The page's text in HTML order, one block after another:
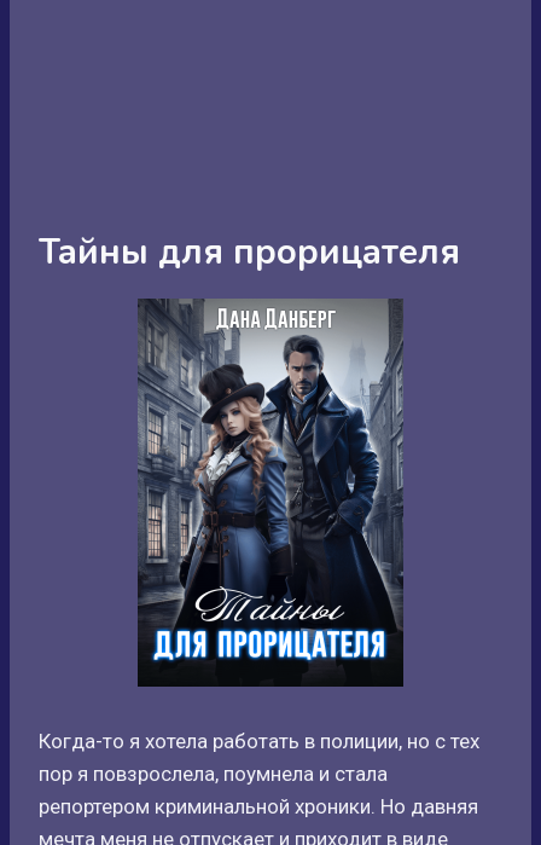
Тайны для прорицателя
Когда-то я хотела работать в полиции, но с тех
пор я повзрослела, поумнела и стала
репортером криминальной хроники. Но давняя
мечта меня не отпускает и приходит в виде